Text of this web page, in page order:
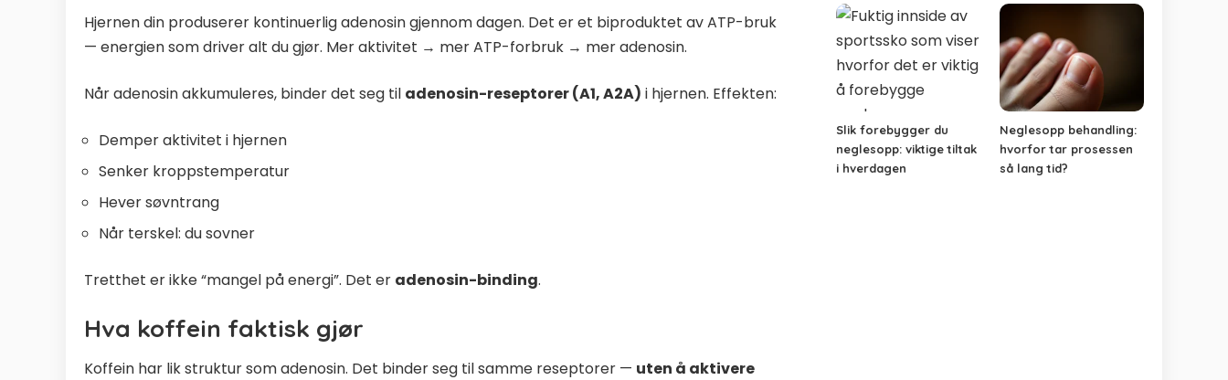
Hjernen din produserer kontinuerlig adenosin gjennom dagen. Det er et biproduktet av ATP-bruk
— energien som driver alt du gjør. Mer aktivitet → mer ATP-forbruk → mer adenosin.
Når adenosin akkumuleres, binder det seg til adenosin-reseptorer (A1, A2A) i hjernen. Effekten:
Demper aktivitet i hjernen
Senker kroppstemperatur
Hever søvntrang
Når terskel: du sovner
Tretthet er ikke “mangel på energi”. Det er adenosin-binding.
Hva koffein faktisk gjør
Koffein har lik struktur som adenosin. Det binder seg til samme reseptorer — uten å aktivere
Slik forebygger du
neglesopp: viktige tiltak
i hverdagen
Neglesopp behandling:
hvorfor tar prosessen
så lang tid?